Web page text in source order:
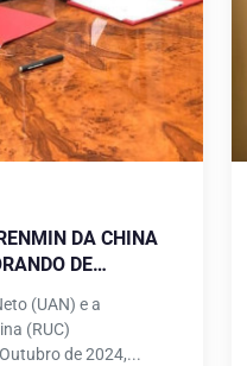
DA CHINA
DE
(UAN) e a
(RUC)
15 de Outubro de 2024,...